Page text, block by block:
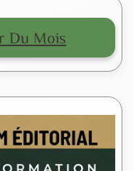
Du Mois